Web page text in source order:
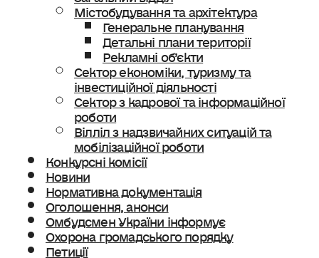
Містобудування та архітектура
Генеральне планування
Детальні плани території
Рекламні об’єкти
Сектор економіки, туризму та
інвестиційної діяльності
Сектор з кадрової та інформаційної
роботи
Вілліл з надзвичайних ситуацій та
мобілізаційної роботи
Конкурсні комісії
Новини
Нормативна документація
Оголошення, анонси
Омбудсмен України інформує
Охорона громадського порядку
Петиції